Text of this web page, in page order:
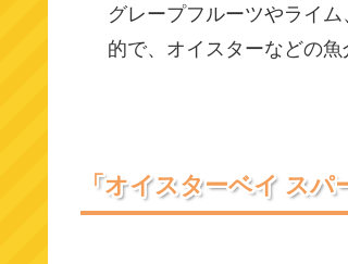
グレープフルーツやライ
的で、オイスターなどの
「オイスターベイ ス